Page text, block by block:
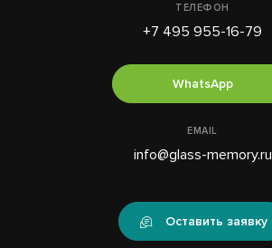
ТЕЛЕФОН
+7 495 955-16-79
WhatsApp
EMAIL
info@glass-memory.ru
Оставить заявку